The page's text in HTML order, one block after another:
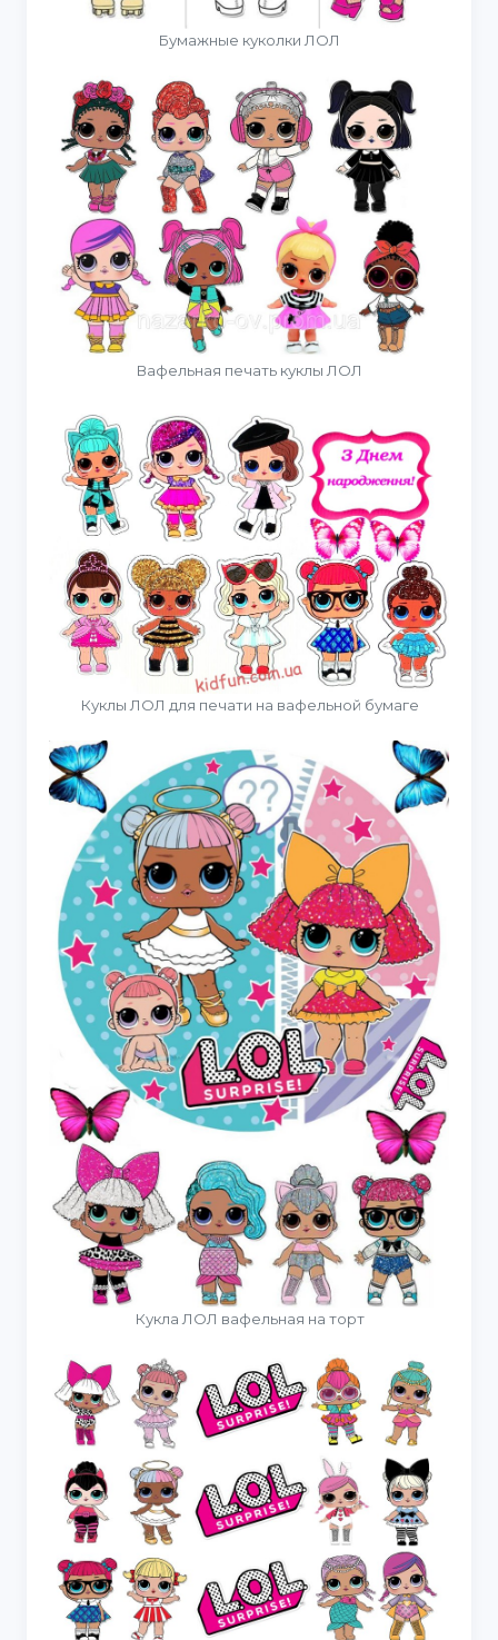
Бумажные куколки ЛОЛ
Вафельная печать куклы ЛОЛ
Куклы ЛОЛ для печати на вафельной бумаге
Кукла ЛОЛ вафельная на торт